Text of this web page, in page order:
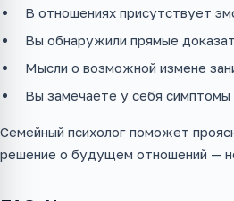
В отношениях присутствует
Вы обнаружили прямые
Мысли о возможной измене
Вы замечаете у себя симптомы
Семейный психолог поможет
решение о будущем отношений —